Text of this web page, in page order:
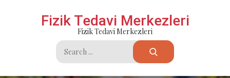
Fizik Tedavi Merkezleri
Fizik Tedavi Merkezleri
Search
for: